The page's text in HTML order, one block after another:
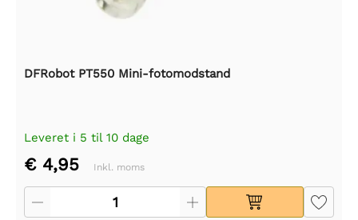
DFRobot PT550 Mini-fotomodstand
Leveret i 5 til 10 dage
€ 4,95 Inkl. moms